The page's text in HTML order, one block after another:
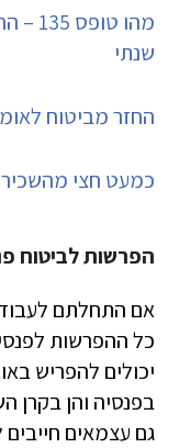
מהו
שנתי
החזר מביטוח
כמעט חצי
הפרשות לביטוח
אם התחלתם
כל ההפרשות
יכולים להפריש
בפנסיה והן בקרן
גם עצמאים